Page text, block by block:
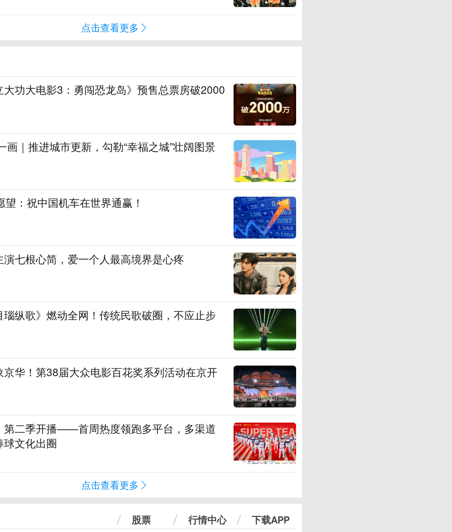
点击查看更多
功大电影3：勇闯恐龙岛》预售总票房破2000
画｜推进城市更新，勾勒“幸福之城”壮阔图景
：祝中国机车在世界通赢！
七根心简，爱一个人最高境界是心疼
纵歌》燃动全网！传统民歌破圈，不应止步
华！第38届大众电影百花奖系列活动在京开
第二季开播——首周热度领跑多平台，多渠道
文化出圈
点击查看更多
股票 行情中心 下载APP